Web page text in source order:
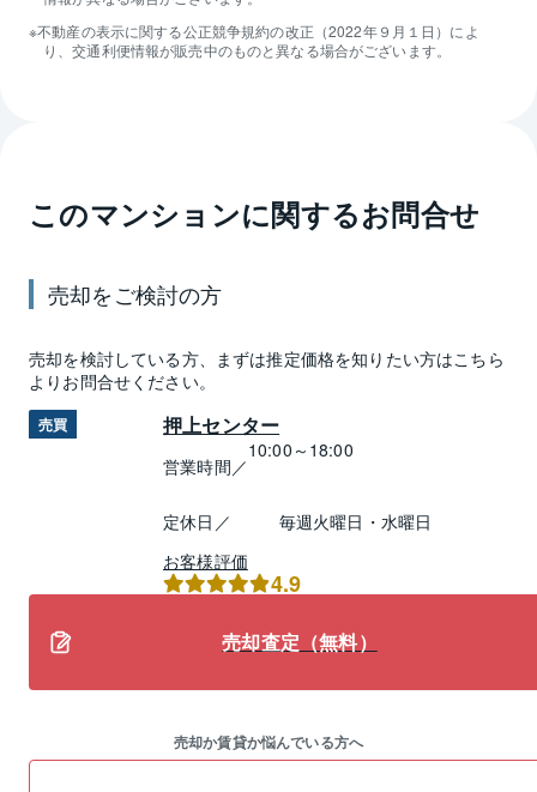
不動産の表示に関する公正競争規約の改正（2022年９月１日）によ
り、交通利便情報が販売中のものと異なる場合がございます。
このマンションに関するお問合せ
売却をご検討の方
売却を検討している方、まずは推定価格を知りたい方はこちら
よりお問合せください。
売買 押上センター
営業時間／
10:00～18:00
定休日／
毎週火曜日・水曜日
お客様評価
4.9
売却査定（無料）
売却か賃貸か悩んでいる方へ